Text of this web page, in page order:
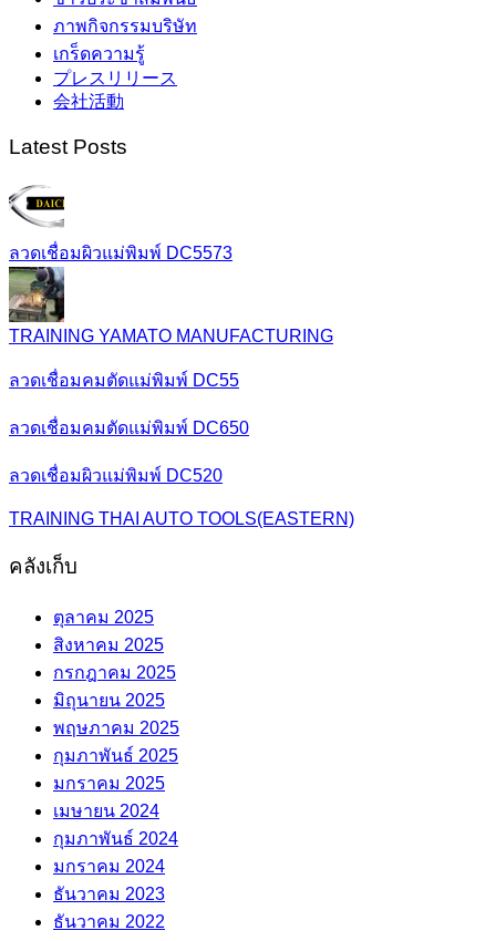
ภาพกิจกรรมบริษัท
เกร็ดความรู้
プレスリリース
会社活動
Latest Posts
ลวดเชื่อมผิวแม่พิมพ์ DC5573
TRAINING YAMATO MANUFACTURING
ลวดเชื่อมคมตัดแม่พิมพ์ DC55
ลวดเชื่อมคมตัดแม่พิมพ์ DC650
ลวดเชื่อมผิวแม่พิมพ์ DC520
TRAINING THAI AUTO TOOLS(EASTERN)
คลังเก็บ
ตุลาคม 2025
สิงหาคม 2025
กรกฎาคม 2025
มิถุนายน 2025
พฤษภาคม 2025
กุมภาพันธ์ 2025
มกราคม 2025
เมษายน 2024
กุมภาพันธ์ 2024
มกราคม 2024
ธันวาคม 2023
ธันวาคม 2022